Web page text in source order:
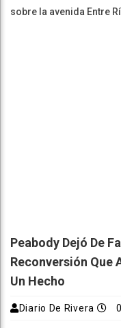
sobre la avenida Entre
Peabody Dejó De
Reconversión Que
Un Hecho
Diario De Rivera